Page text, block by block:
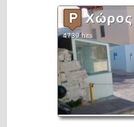
Χώρος
4739 hits